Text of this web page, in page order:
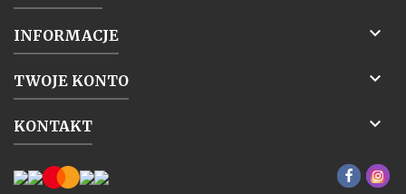
INFORMACJE 
TWOJE KONTO 
KONTAKT 